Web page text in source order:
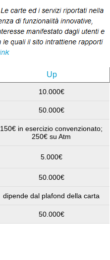
Up
10.000€
50.000€
150€ in esercizio convenzionato;
250€ su Atm
5.000€
50.000€
dipende dal plafond della carta
50.000€